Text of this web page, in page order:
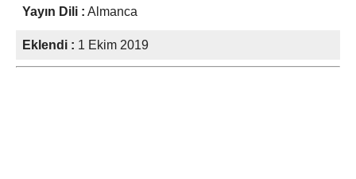
Yayın Dili : Almanca
Eklendi : 1 Ekim 2019